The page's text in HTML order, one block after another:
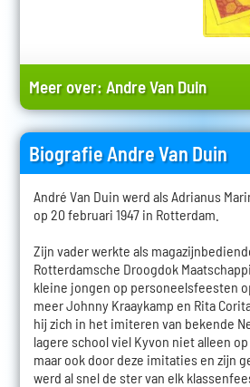
Meer over:Andre Van Duin
Biografie Andre Van Duin
André Van Duin werd als Adrianus
op 20 februari 1947 in Rotterdam.
Zijn vader werkte als
Rotterdamsche Droogdok
kleine jongen op personeelsfeesten
meer Johnny Kraaykamp en Rita
hij zich in het imiteren van bekende
lagere school viel Kyvon niet alleen
maar ook door deze imitaties en zijn
werd al snel de ster van elk